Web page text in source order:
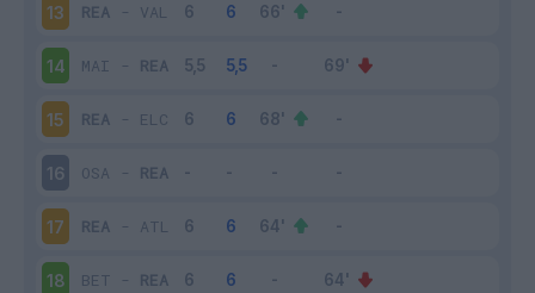
13 REA - VAL
14 MAI - REA
15 REA - ELC
16 OSA - REA
17 REA - ATL
18 BET - REA